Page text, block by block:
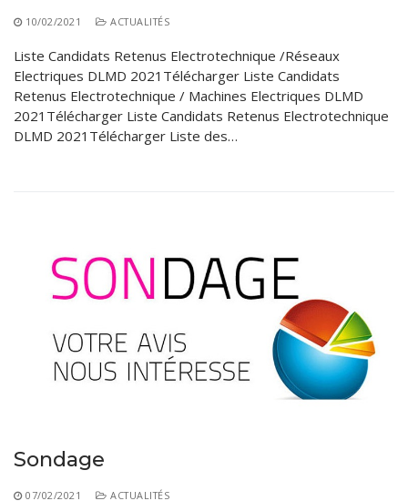
10/02/2021 ACTUALITÉS
Liste Candidats Retenus Electrotechnique /Réseaux
Electriques DLMD 2021Télécharger Liste Candidats
Retenus Electrotechnique / Machines Electriques DLMD
2021Télécharger Liste Candidats Retenus Electrotechnique
DLMD 2021Télécharger Liste des…
Sondage
07/02/2021 ACTUALITÉS